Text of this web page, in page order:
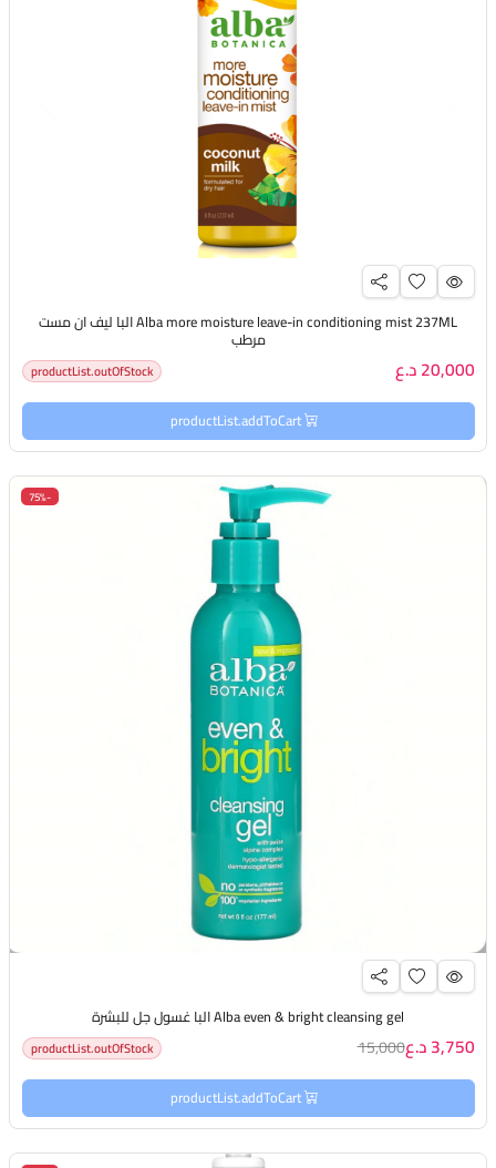
Alba more moisture leave-in conditioning mist 237ML البا ليف ان مست
مرطب
20,000 د.ع productList.outOfStock
productList.addToCart
-75%
Alba even & bright cleansing gel البا غسول جل للبشرة
3,750 د.ع 15,000
productList.outOfStock
productList.addToCart